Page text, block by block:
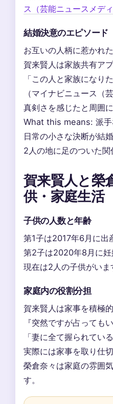
ス（芸能ニュースメディ
結婚決意のエピソード
お互いの人柄に惹かれ
賀来賢人は家族共有ア
「この人と家族になり
（マイナビニュース（
真剣さを感じたと周囲
What this means: 派手
日常の小さな決断が結
2人の地に足のついた関
賀来賢人と榮
供・家庭生活
子供の人数と年齢
第1子は2017年6月に出
第2子は2020年8月に
現在は2人の子供がいま
家庭内の役割分担
賀来賢人は家事を積極
『突然ですが占っても
「妻に全て握られてい
実際には家事を取り仕
榮倉奈々は家庭の雰囲
す。